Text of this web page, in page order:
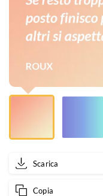
per
fare
ciò
che
altri
si
aspettano.
Scarica
Copia